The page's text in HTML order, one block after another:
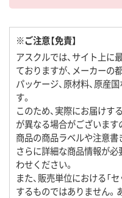
※ご注意【免責】
アスクルでは、サイト上に
ておりますが、メーカーの
パッケージ、原材料、原産
す。
このため、実際にお届けす
が異なる場合がございます
商品の商品ラベルや注意書
さらに詳細な商品情報が必
わせください。
また、販売単位における「
するものではありません。